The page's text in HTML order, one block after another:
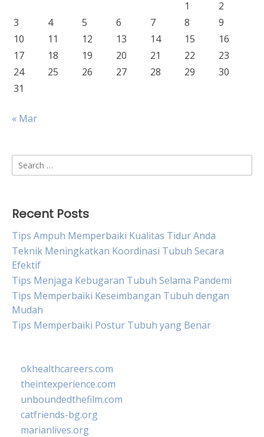
1
2
3
4 5 6 7 8
9
10
11 12 13 14 15
16
17
18 19 20 21 22
23
24
25 26 27 28 29
30
31
« Mar
Search
for:
Recent Posts
Tips Ampuh Memperbaiki Kualitas Tidur Anda
Teknik Meningkatkan Koordinasi Tubuh Secara
Efektif
Tips Menjaga Kebugaran Tubuh Selama Pandemi
Tips Memperbaiki Keseimbangan Tubuh dengan
Mudah
Tips Memperbaiki Postur Tubuh yang Benar
okhealthcareers.com
theintexperience.com
unboundedthefilm.com
catfriends-bg.org
marianlives.org